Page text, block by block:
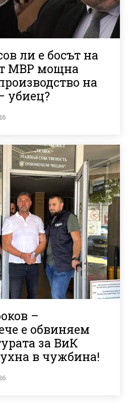
ли е босът на
МВР мощна
на
убиец?
–
е обвиняем
за ВиК
в чужбина!